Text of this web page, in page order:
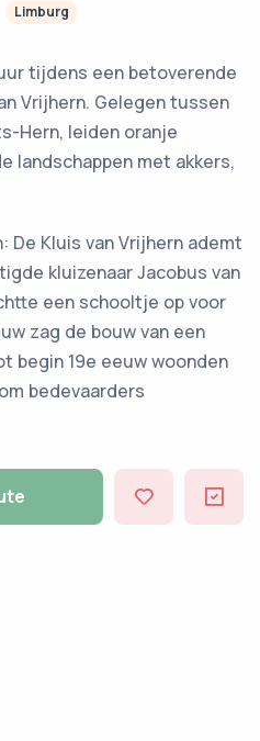
Limburg
tijdens een betoverende
Vrijhern. Gelegen tussen
Hern, leiden oranje
landschappen met akkers,
De Kluis van Vrijhern ademt
kluizenaar Jacobus van
een schooltje op voor
zag de bouw van een
begin 19e eeuw woonden
bedevaarders